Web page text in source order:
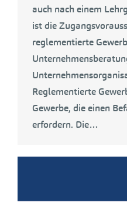
auch nach einem
ist die
reglementierte
Reglementierte
Gewerbe, die einen
erfordern. Die…